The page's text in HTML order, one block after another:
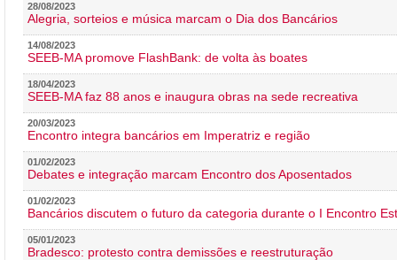
28/08/2023
Alegria, sorteios e música marcam o Dia dos Bancários
14/08/2023
SEEB-MA promove FlashBank: de volta às boates
18/04/2023
SEEB-MA faz 88 anos e inaugura obras na sede recreativa
20/03/2023
Encontro integra bancários em Imperatriz e região
01/02/2023
Debates e integração marcam Encontro dos Aposentados
01/02/2023
Bancários discutem o futuro da categoria durante o I Encontro
05/01/2023
Bradesco: protesto contra demissões e reestruturação